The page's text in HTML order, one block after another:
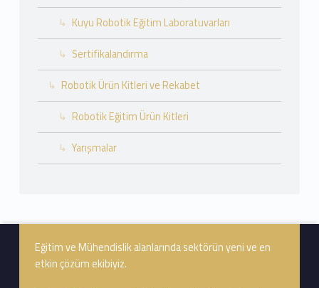
Kuyu Robotik Eğitim Laboratuvarları
Sertifikalandırma
Robotik Ürün Kitleri ve Rekabet
Robotik Eğitim Ürün Kitleri
Yarışmalar
Footer info sidebar
Eğitim ve Mühendislik alanlarında sektörün yeni ve en
etkin çözüm ekibiyiz.